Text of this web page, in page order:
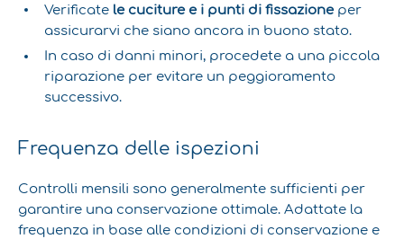
Verificate le cuciture e i punti di fissazioneper
assicurarvi che siano ancora in buono stato.
In caso di danni minori, procedete a una piccola
riparazione per evitare un peggioramento
successivo.
Frequenza delle ispezioni
Controlli mensili sono generalmente sufficienti per
garantire una conservazione ottimale. Adattate la
frequenza in base alle condizioni di conservazione e